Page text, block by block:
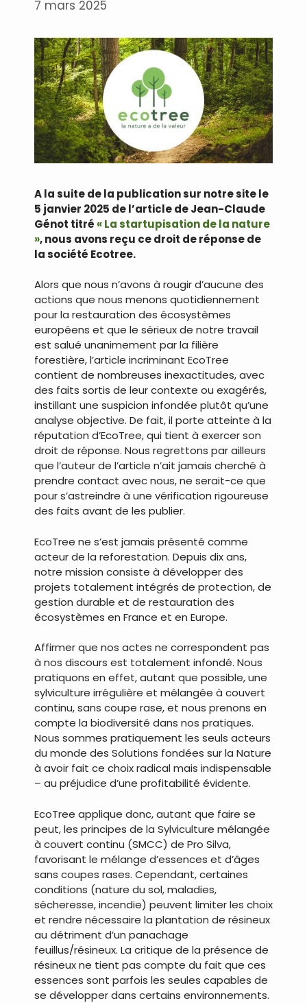
7 mars 2025
A la suite de la publication sur notre site le
5 janvier 2025 de l’article de Jean-Claude
Génot titré« La startupisation de la nature
», nous avons reçu ce droit de réponse de
la société Ecotree.
Alors que nous n’avons à rougir d’aucune des
actions que nous menons quotidiennement
pour la restauration des écosystèmes
européens et que le sérieux de notre travail
est salué unanimement par la filière
forestière, l’article incriminant EcoTree
contient de nombreuses inexactitudes, avec
des faits sortis de leur contexte ou exagérés,
instillant une suspicion infondée plutôt qu’une
analyse objective. De fait, il porte atteinte à la
réputation d’EcoTree, qui tient à exercer son
droit de réponse. Nous regrettons par ailleurs
que l’auteur de l’article n’ait jamais cherché à
prendre contact avec nous, ne serait-ce que
pour s’astreindre à une vérification rigoureuse
des faits avant de les publier.
EcoTree ne s’est jamais présenté comme
acteur de la reforestation. Depuis dix ans,
notre mission consiste à développer des
projets totalement intégrés de protection, de
gestion durable et de restauration des
écosystèmes en France et en Europe.
Affirmer que nos actes ne correspondent pas
à nos discours est totalement infondé. Nous
pratiquons en effet, autant que possible, une
sylviculture irrégulière et mélangée à couvert
continu, sans coupe rase, et nous prenons en
compte la biodiversité dans nos pratiques.
Nous sommes pratiquement les seuls acteurs
du monde des Solutions fondées sur la Nature
à avoir fait ce choix radical mais indispensable
– au préjudice d’une profitabilité évidente.
EcoTree applique donc, autant que faire se
peut, les principes de la Sylviculture mélangée
à couvert continu (SMCC) de Pro Silva,
favorisant le mélange d’essences et d’âges
sans coupes rases. Cependant, certaines
conditions (nature du sol, maladies,
sécheresse, incendie) peuvent limiter les choix
et rendre nécessaire la plantation de résineux
au détriment d’un panachage
feuillus/résineux. La critique de la présence de
résineux ne tient pas compte du fait que ces
essences sont parfois les seules capables de
se développer dans certains environnements.